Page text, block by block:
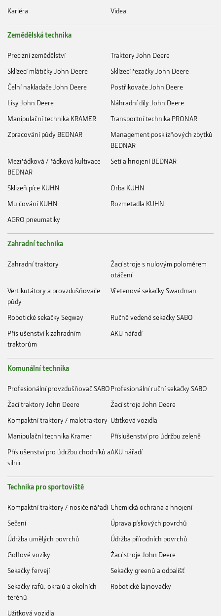
Kariéra
Videa
Zemědělská technika
Precizní zemědělství
Traktory John Deere
Sklízecí mlátičky John Deere
Sklízecí řezačky John Deere
Čelní nakladače John Deere
Postřikovače John Deere
Lisy John Deere
Náhradní díly John Deere
Manipulační technika KRAMER
Transportní technika PRONAR
Zpracování půdy BEDNAR
Management posklizňových zbytků
BEDNAR
Meziřádková / řádková kultivace
BEDNAR
Setí a hnojení BEDNAR
Sklizeň píce KUHN
Orba KUHN
Mulčování KUHN
Rozmetadla KUHN
AGRO pneumatiky
Zahradní technika
Zahradní traktory
Žací stroje s nulovým poloměrem
otáčení
Vertikutátory a provzdušňovače
půdy
Vřetenové sekačky Swardman
Robotické sekačky Segway
Ručně vedené sekačky SABO
Příslušenství k zahradním
traktorům
AKU nářadí
Komunální technika
Profesionální provzdušňovač SABOProfesionální ruční sekačky SABO
Žací traktory John Deere
Žací stroje John Deere
Kompaktní traktory / malotraktory Užitková vozidla
Manipulační technika Kramer
Příslušenství pro údržbu zeleně
Příslušenství pro údržbu chodníků a
silnic
AKU nářadí
Technika pro sportoviště
Kompaktní traktory / nosiče nářadí Chemická ochrana a hnojení
Sečení
Úprava pískových povrchů
Údržba umělých povrchů
Údržba přírodních povrchů
Golfové vozíky
Žací stroje John Deere
Sekačky fervejí
Sekačky greenů a odpališť
Sekačky rafů, okrajů a okolních
terénů
Robotické lajnovačky
Užitková vozidla